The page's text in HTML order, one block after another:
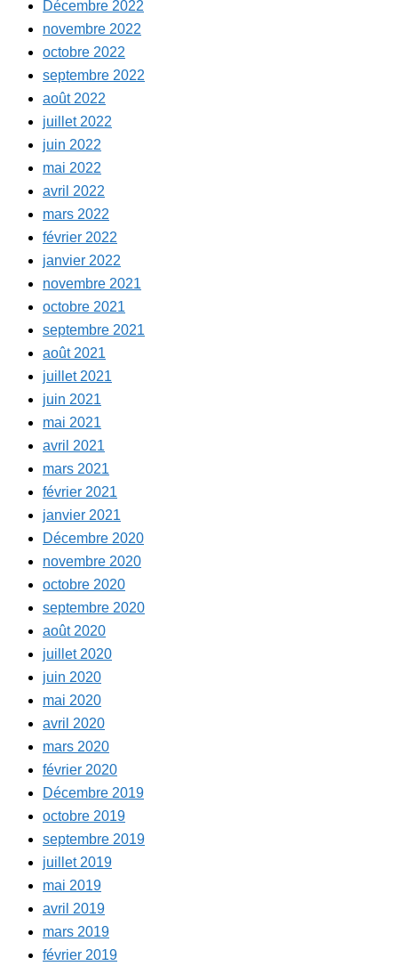
Décembre 2022
novembre 2022
octobre 2022
septembre 2022
août 2022
juillet 2022
juin 2022
mai 2022
avril 2022
mars 2022
février 2022
janvier 2022
novembre 2021
octobre 2021
septembre 2021
août 2021
juillet 2021
juin 2021
mai 2021
avril 2021
mars 2021
février 2021
janvier 2021
Décembre 2020
novembre 2020
octobre 2020
septembre 2020
août 2020
juillet 2020
juin 2020
mai 2020
avril 2020
mars 2020
février 2020
Décembre 2019
octobre 2019
septembre 2019
juillet 2019
mai 2019
avril 2019
mars 2019
février 2019